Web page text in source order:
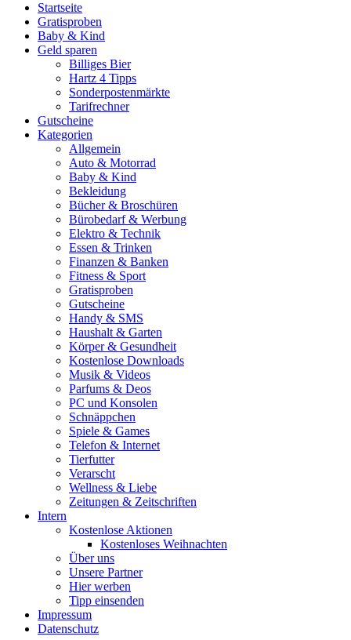
Startseite
Gratisproben
Baby & Kind
Geld sparen
Billiges Bier
Hartz 4 Tipps
Sonderpostenmärkte
Tarifrechner
Gutscheine
Kategorien
Allgemein
Auto & Motorrad
Baby & Kind
Bekleidung
Bücher & Broschüren
Bürobedarf & Werbung
Elektro & Technik
Essen & Trinken
Finanzen & Banken
Fitness & Sport
Gratisproben
Gutscheine
Handy & SMS
Haushalt & Garten
Körper & Gesundheit
Kostenlose Downloads
Musik & Videos
Parfums & Deos
PC und Konsolen
Schnäppchen
Spiele & Games
Telefon & Internet
Tierfutter
Verarscht
Wellness & Liebe
Zeitungen & Zeitschriften
Intern
Kostenlose Aktionen
Kostenloses Weihnachten
Über uns
Unsere Partner
Hier werben
Tipp einsenden
Impressum
Datenschutz